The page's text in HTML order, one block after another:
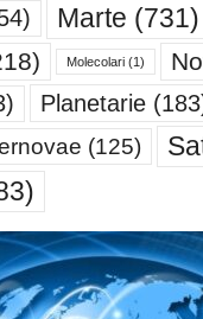
Marte (731)
Molecolari (1)
Planetarie
(125)